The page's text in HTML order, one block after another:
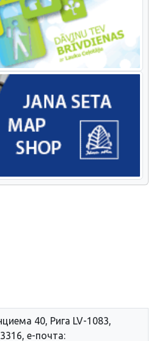
40, Рига LV-1083,
е-почта: